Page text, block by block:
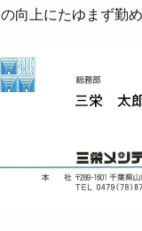
向上にたゆまず勤